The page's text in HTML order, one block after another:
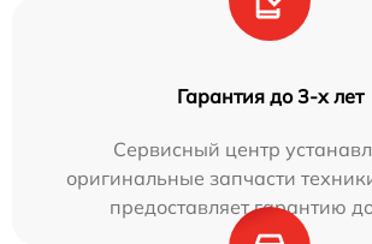
Гарантия до 3-х лет
Сервисный центр
оригинальные запчасти
предоставляет гарантию